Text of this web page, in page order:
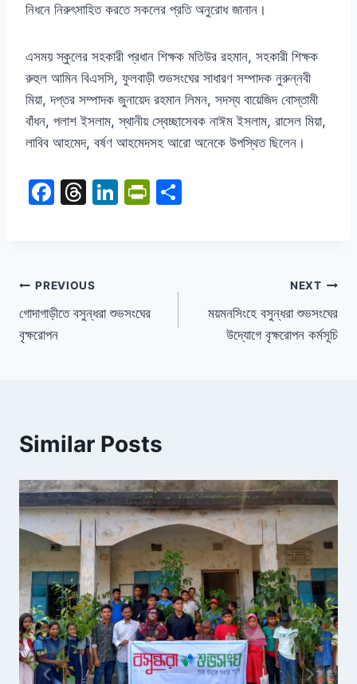
নিধনে নিরুৎসাহিত করতে সকলের প্রতি অনুরোধ জানান।
এসময় স্কুলের সহকারী প্রধান শিক্ষক মতিউর রহমান, সহকারী শিক্ষক
রুহুল আমিন বিএসসি, ফুলবাড়ী শুভসংঘের সাধারণ সম্পাদক নুরুন্নবী
মিয়া, দপ্তর সম্পাদক জুনায়েদ রহমান লিমন, সদস্য বায়েজিদ বোস্তামী
বাঁধন, পলাশ ইসলাম, স্থানীয় স্বেচ্ছাসেবক নাঈম ইসলাম, রাসেল মিয়া,
লাবিব আহমেদ, বর্ষণ আহমেদসহ আরো অনেকে উপস্থিত ছিলেন।
F
b
o
o
T
d
s
Li
n
Pr
n
PREVIOUS
গোদাগাড়ীতে বসুন্ধরা শুভসংঘের
বৃক্ষরোপন
NEXT
ময়মনসিংহে বসুন্ধরা শুভসংঘের
উদ্যোগে বৃক্ষরোপন কর্মসূচি
Similar Posts